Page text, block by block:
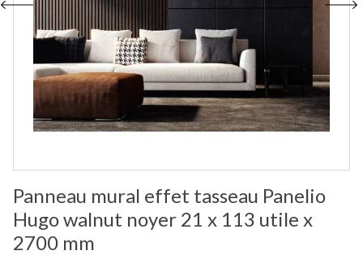
Panneau mural effet tasseau Panelio
Hugo walnut noyer 21 x 113 utile x
2700 mm